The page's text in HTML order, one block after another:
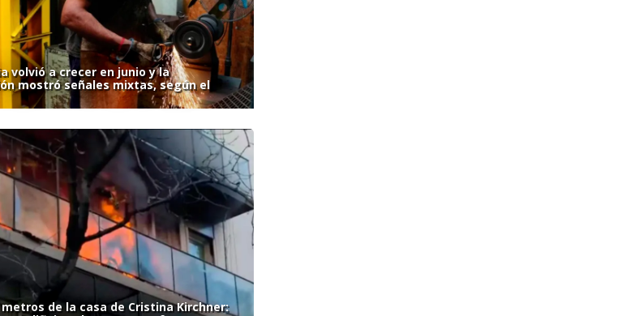
volvió a crecer en junio y la
mostró señales mixtas, según el
de la casa de Cristina Kirchner: